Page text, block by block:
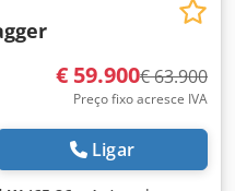
€ 59.900€ 63.900
Preço fixo acresce IVA
Ligar